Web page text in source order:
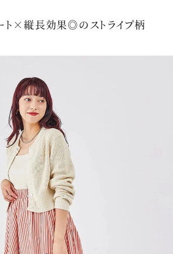
ト×縦長効果◎のストライプ柄